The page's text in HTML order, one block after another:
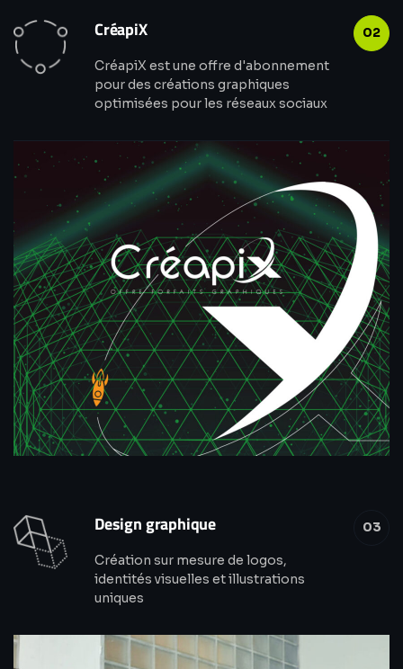
02
CréapiX
CréapiX est une offre d'abonnement
pour des créations graphiques
optimisées pour les réseaux sociaux
03
Design graphique
Création sur mesure de logos,
identités visuelles et illustrations
uniques